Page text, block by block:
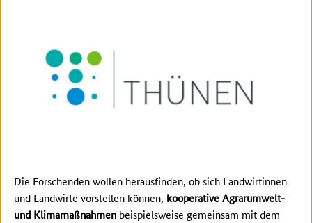
Die Forschenden wollen herausfinden, ob sich Landwirtinnen
und Landwirte vorstellen können, kooperative Agrarumwelt-
und Klimamaßnahmen beispielsweise gemeinsam mit dem